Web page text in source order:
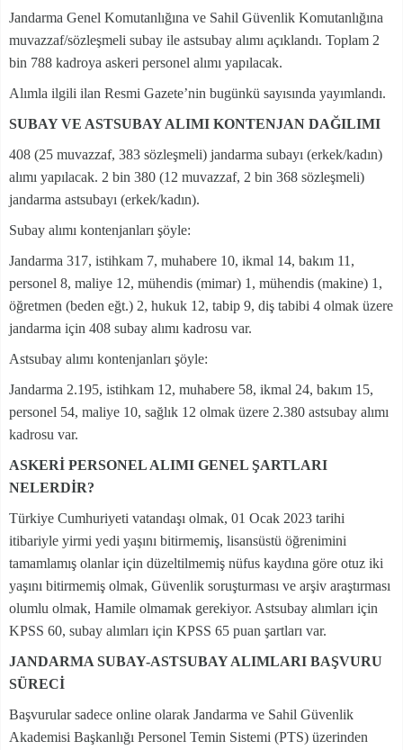
Jandarma Genel Komutanlığına ve Sahil Güvenlik Komutanlığına
muvazzaf/sözleşmeli subay ile astsubay alımı açıklandı. Toplam 2
bin 788 kadroya askeri personel alımı yapılacak.
Alımla ilgili ilan Resmi Gazete’nin bugünkü sayısında yayımlandı.
SUBAY VE ASTSUBAY ALIMI KONTENJAN DAĞILIMI
408 (25 muvazzaf, 383 sözleşmeli) jandarma subayı (erkek/kadın)
alımı yapılacak. 2 bin 380 (12 muvazzaf, 2 bin 368 sözleşmeli)
jandarma astsubayı (erkek/kadın).
Subay alımı kontenjanları şöyle:
Jandarma 317, istihkam 7, muhabere 10, ikmal 14, bakım 11,
personel 8, maliye 12, mühendis (mimar) 1, mühendis (makine) 1,
öğretmen (beden eğt.) 2, hukuk 12, tabip 9, diş tabibi 4 olmak üzere
jandarma için 408 subay alımı kadrosu var.
Astsubay alımı kontenjanları şöyle:
Jandarma 2.195, istihkam 12, muhabere 58, ikmal 24, bakım 15,
personel 54, maliye 10, sağlık 12 olmak üzere 2.380 astsubay alımı
kadrosu var.
ASKERİ PERSONEL ALIMI GENEL ŞARTLARI
NELERDİR?
Türkiye Cumhuriyeti vatandaşı olmak, 01 Ocak 2023 tarihi
itibariyle yirmi yedi yaşını bitirmemiş, lisansüstü öğrenimini
tamamlamış olanlar için düzeltilmemiş nüfus kaydına göre otuz iki
yaşını bitirmemiş olmak, Güvenlik soruşturması ve arşiv araştırması
olumlu olmak, Hamile olmamak gerekiyor. Astsubay alımları için
KPSS 60, subay alımları için KPSS 65 puan şartları var.
JANDARMA SUBAY-ASTSUBAY ALIMLARI BAŞVURU
SÜRECİ
Başvurular sadece online olarak Jandarma ve Sahil Güvenlik
Akademisi Başkanlığı Personel Temin Sistemi (PTS) üzerinden